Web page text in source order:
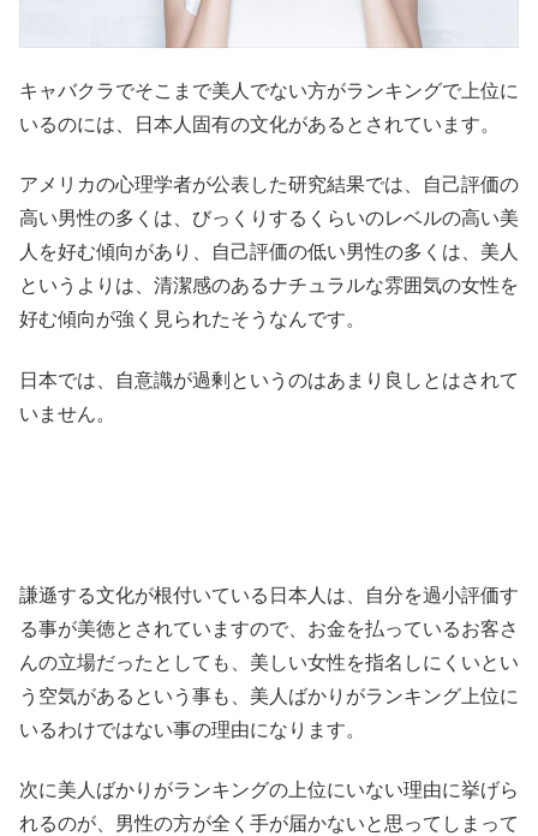
キャバクラでそこまで美人でない方がランキングで上位に
いるのには、日本人固有の文化があるとされています。
アメリカの心理学者が公表した研究結果では、自己評価の
高い男性の多くは、びっくりするくらいのレベルの高い美
人を好む傾向があり、自己評価の低い男性の多くは、美人
というよりは、清潔感のあるナチュラルな雰囲気の女性を
好む傾向が強く見られたそうなんです。
日本では、自意識が過剰というのはあまり良しとはされて
いません。
謙遜する文化が根付いている日本人は、自分を過小評価す
る事が美徳とされていますので、お金を払っているお客さ
んの立場だったとしても、美しい女性を指名しにくいとい
う空気があるという事も、美人ばかりがランキング上位に
いるわけではない事の理由になります。
次に美人ばかりがランキングの上位にいない理由に挙げら
れるのが、男性の方が全く手が届かないと思ってしまって